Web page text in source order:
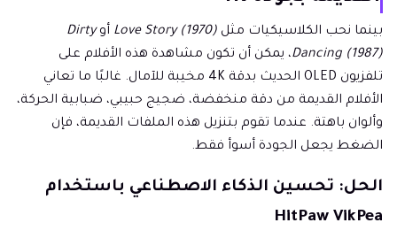
بينما نحب الكلاسيكيات مثل Love Story (1970) أوDirty
Dancing (1987)، يمكن أن تكون مشاهدة هذه الأفلام على
تلفزيون OLED الحديث بدقة 4K مخيبة للآمال. غالبًا ما تعاني
الأفلام القديمة من دقة منخفضة، ضجيج حبيبي، ضبابية الحركة،
وألوان باهتة. عندما تقوم بتنزيل هذه الملفات القديمة، فإن
الضغط يجعل الجودة أسوأ فقط.
الحل: تحسين الذكاء الاصطناعي باستخدام
HitPaw VikPea